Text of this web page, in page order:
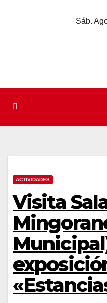
Sáb.
ACTIVIDADES
Visita